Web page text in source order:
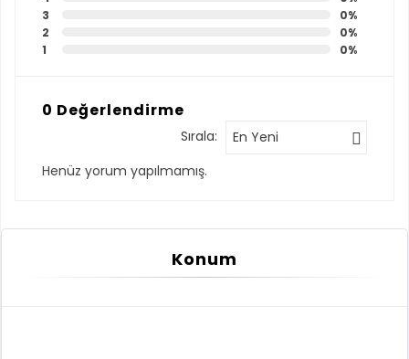
3
0%
2
0%
1
0%
0 Değerlendirme
Sırala:
En Yeni
Henüz yorum yapılmamış.
Konum